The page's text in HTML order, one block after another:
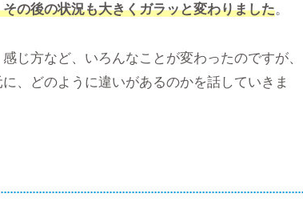
の後の状況も大きくガラッと変わりました。
じ方など、いろんなことが変わったのですが、
、どのように違いがあるのかを話していきま